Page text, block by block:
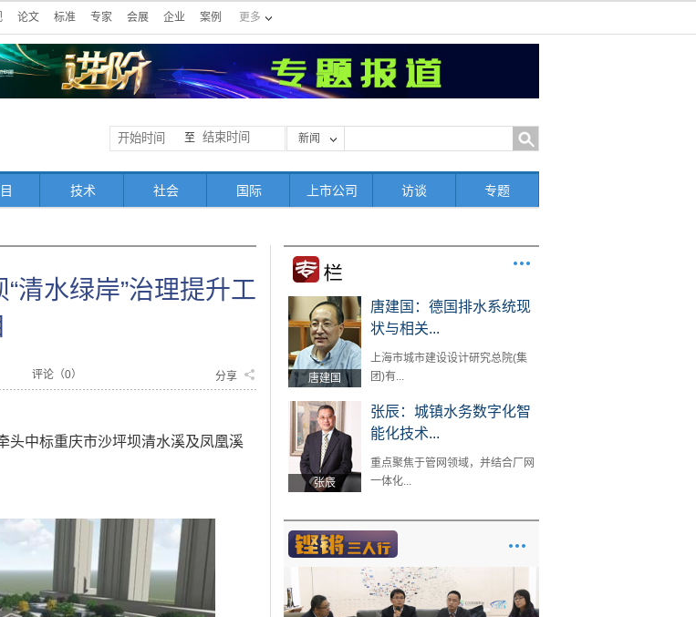
论文 标准 专家 会展 企业 案例 更多
至 新闻
技术 社会 国际 上市公司 访谈 专题
清水绿岸”治理提升工
评论（0） 分享
头中标重庆市沙坪坝清水溪及凤凰溪
唐建国
唐建国：德国排水系统现
状与相关...
上海市城市建设设计研究总院(集
团)有...
张辰
张辰：城镇水务数字化智
能化技术...
重点聚焦于管网领域，并结合厂网
一体化...